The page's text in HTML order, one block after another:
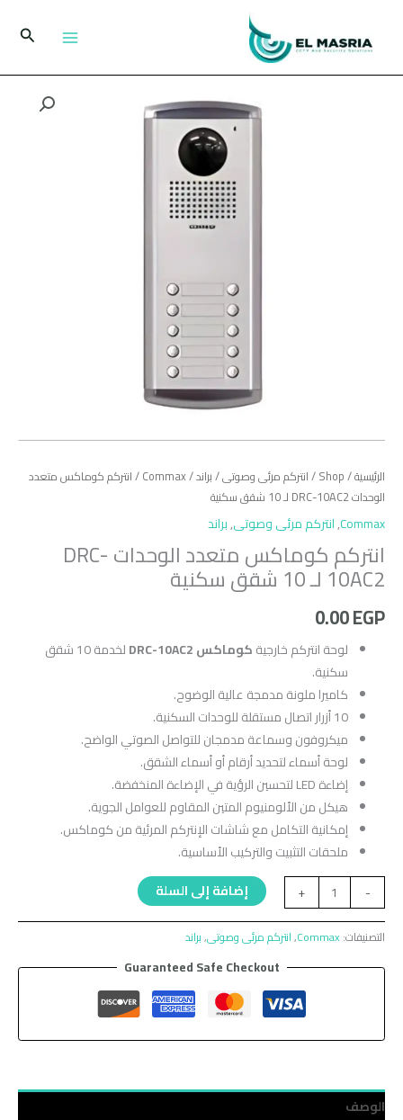
المحتوى
البحث
الرئيسية/
Shop
/انتركم مرئى وصوتى/براند/
Commax/ انتركم كوماكس متعدد
الوحدات DRC-10AC2 لـ 10 شقق سكنية
Commax
,انتركم مرئى وصوتى,براند
انتركم كوماكس متعدد الوحدات DRC-
10AC2 لـ 10 شقق سكنية
0.00EGP
لوحة انتركم خارجيةكوماكس DRC-10AC2
لخدمة 10 شقق
سكنية.
كاميرا ملونة مدمجة عالية الوضوح.
10 أزرار اتصال مستقلة للوحدات السكنية.
ميكروفون وسماعة مدمجان للتواصل الصوتي الواضح.
لوحة أسماء لتحديد أرقام أو أسماء الشقق.
إضاءة LED لتحسين الرؤية في الإضاءة المنخفضة.
هيكل من الألومنيوم المتين المقاوم للعوامل الجوية.
إمكانية التكامل مع شاشات الإنتركم المرئية من كوماكس.
ملحقات التثبيت والتركيب الأساسية.
-
+ إضافة إلى السلة
التصنيفات: Commax
,انتركم مرئى وصوتى,براند
Guaranteed Safe Checkout
الوصف